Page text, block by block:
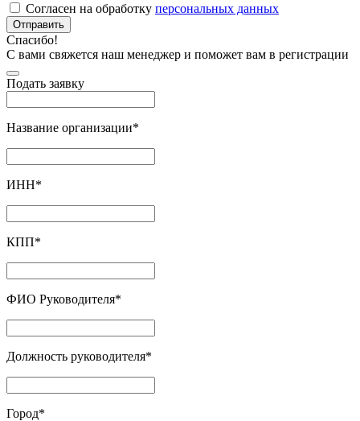
Согласен на обработку персональных данных
Отправить
Спасибо!
С вами свяжется наш менеджер и поможет вам в регистрации
Подать заявку
Название организации*
ИНН*
КПП*
ФИО Руководителя*
Должность руководителя*
Город*